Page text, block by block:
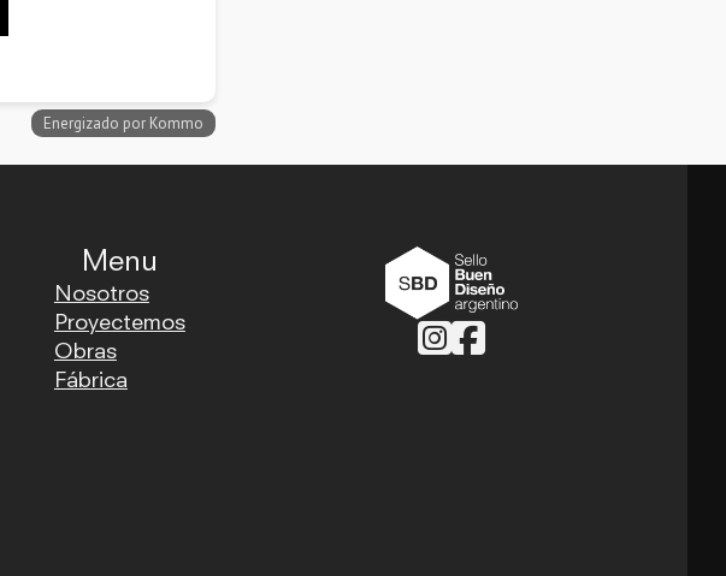
Menu
Nosotros
Proyectemos
Obras
Fábrica
Follow us on Instagram
Follow us on Facebook